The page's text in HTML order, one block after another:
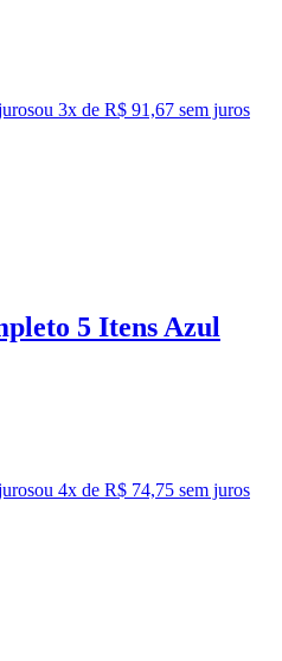
ou 3x de R$ 91,67 sem juros
5 Itens Azul
ou 4x de R$ 74,75 sem juros